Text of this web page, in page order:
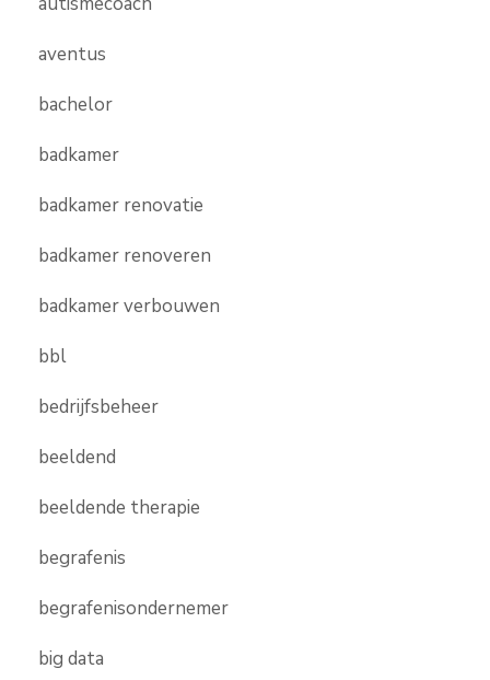
aventus
bachelor
badkamer
badkamer renovatie
badkamer renoveren
badkamer verbouwen
bbl
bedrijfsbeheer
beeldend
beeldende therapie
begrafenis
begrafenisondernemer
big data